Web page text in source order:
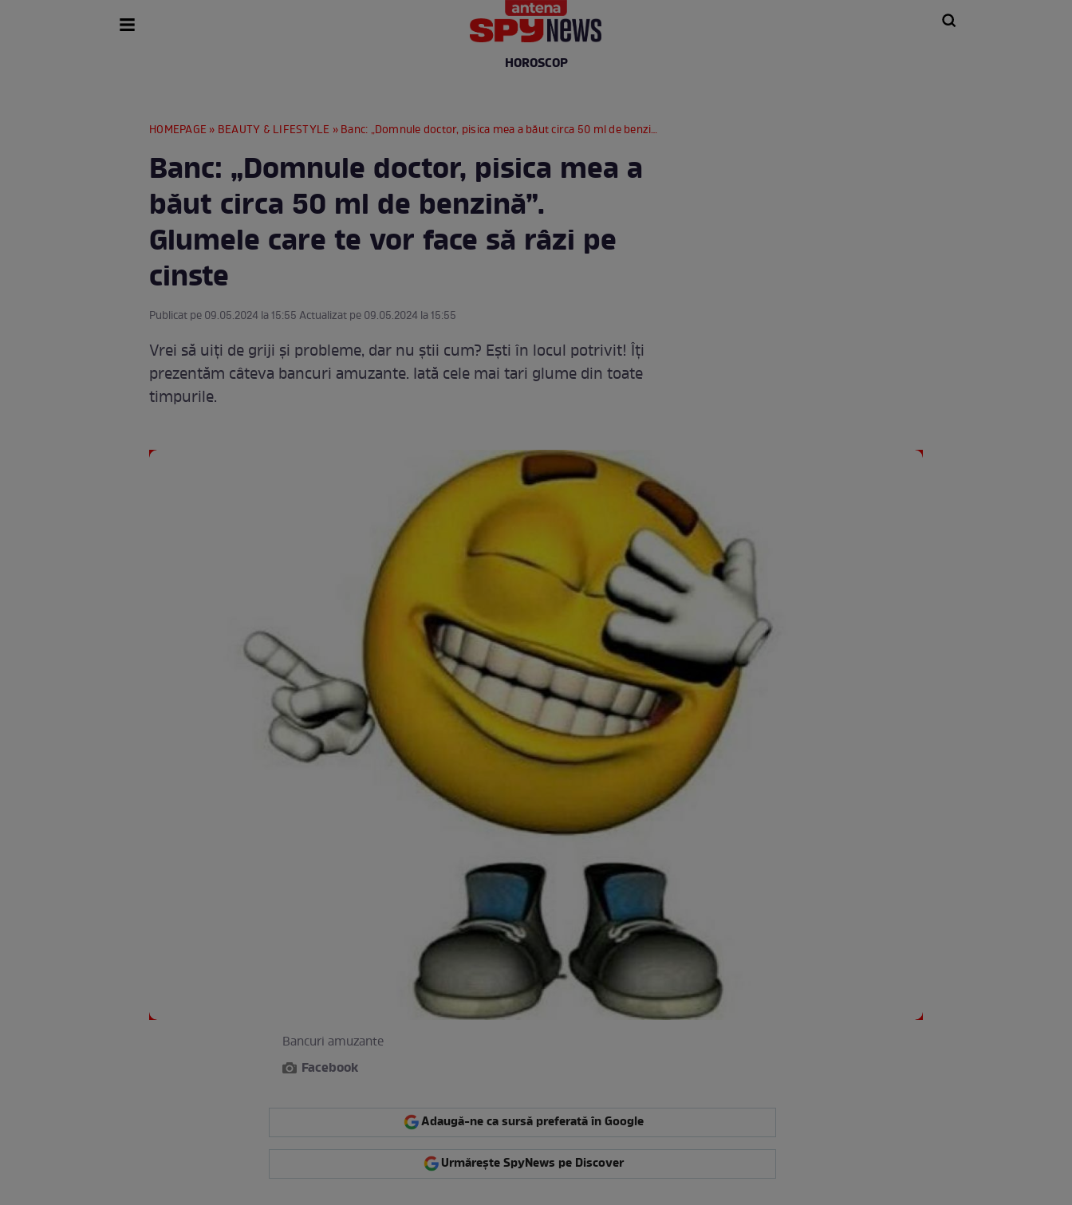
HOROSCOP
HOMEPAGE » BEAUTY & LIFESTYLE » Banc: „Domnule doctor, pisica mea a băut circa 50 ml de benzină”. Glumele care te vor face să râzi pe cinste
Banc: „Domnule doctor, pisica mea a
băut circa 50 ml de benzină”.
Glumele care te vor face să râzi pe
cinste
Publicat pe 09.05.2024 la 15:55 Actualizat pe 09.05.2024 la 15:55
Vrei să uiți de griji și probleme, dar nu știi cum? Ești în locul potrivit! Îți
prezentăm câteva bancuri amuzante. Iată cele mai tari glume din toate
timpurile.
Bancuri amuzante
Facebook
Adaugă-ne ca sursă preferată în Google
Urmărește SpyNews pe Discover